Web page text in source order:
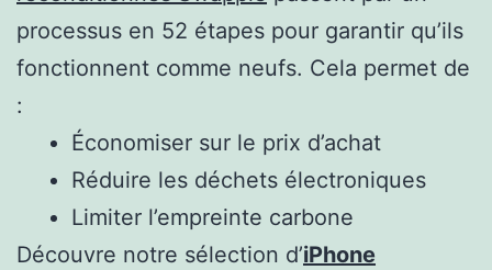
processus en 52 étapes pour garantir qu’ils
fonctionnent comme neufs. Cela permet de
:
Économiser sur le prix d’achat
Réduire les déchets électroniques
Limiter l’empreinte carbone
Découvre notre sélection d’iPhone